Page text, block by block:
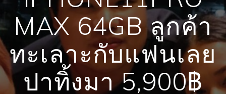
MAX 64GB ลูกค้า
ทะเลาะกับแฟนเลย
ปาทิ้งมา 5,900฿